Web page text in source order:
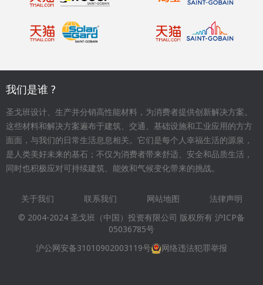
我们是谁 ?
圣戈班设计、生产并分销高性能材料，为消费者提供创新解决方案。
这些材料和解决方案遍布于建筑、交通、基础设施和工业应用的方方
面面，与我们的日常生活息息相关。它们是每个人幸福生活的源泉，
是人类美好未来的基石；不仅为消费者带来舒适、安全和品质生活，
同时也积极应对可持续建筑、能效和气候变化带来的挑战。
Footer
menu
关于我们 联系我们 网站地图
法律声明
© 2004-2024 圣戈班（中国）投资有限公司 版权所有 沪ICP备
05036785号
沪公网安备31010902003119号
网络违法犯罪举报